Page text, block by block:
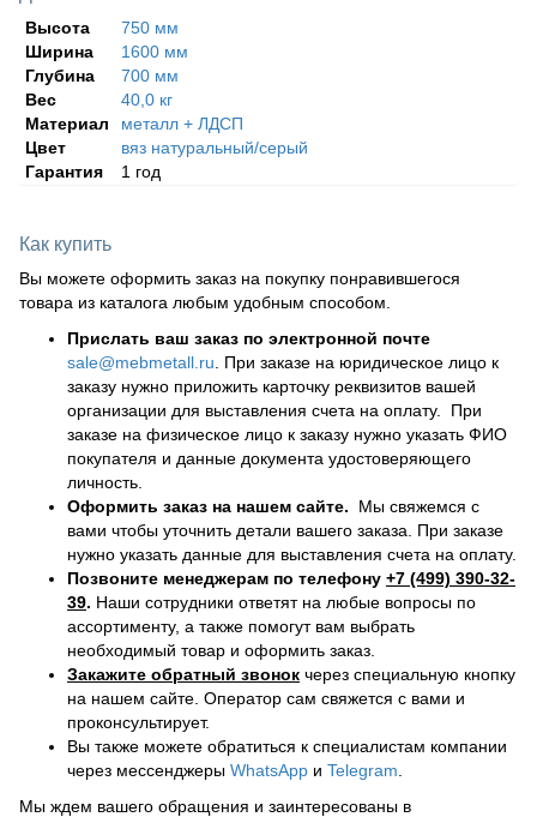
Высота
750 мм
Ширина
1600 мм
Глубина
700 мм
Вес
40,0 кг
Материал
металл + ЛДСП
Цвет
вяз натуральный/серый
Гарантия
1 год
Как купить
Вы можете оформить заказ на покупку понравившегося
товара из каталога любым удобным способом.
Прислать ваш заказ по электронной почте
sale@mebmetall.ru . При заказе на юридическое лицо к
заказу нужно приложить карточку реквизитов вашей
организации для выставления счета на оплату. При
заказе на физическое лицо к заказу нужно указать ФИО
покупателя и данные документа удостоверяющего
личность.
Оформить заказ на нашем сайте. Мы свяжемся с
вами чтобы уточнить детали вашего заказа. При заказе
нужно указать данные для выставления счета на оплату.
Позвоните менеджерам по телефону +7 (499) 390-32-
39. Наши сотрудники ответят на любые вопросы по
ассортименту, а также помогут вам выбрать
необходимый товар и оформить заказ.
Закажите обратный звонок через специальную кнопку
на нашем сайте. Оператор сам свяжется с вами и
проконсультирует.
Вы также можете обратиться к специалистам компании
через мессенджеры WhatsApp и Telegram
Мы ждем вашего обращения и заинтересованы в